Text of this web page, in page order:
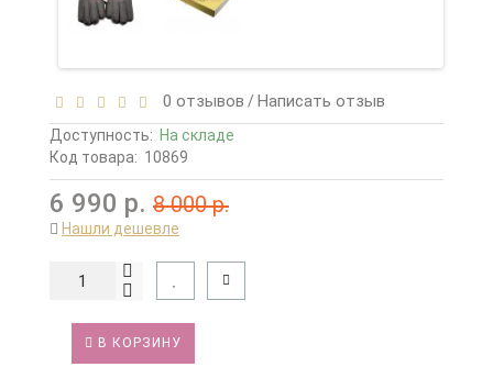
0 отзывов /Написать отзыв
Доступность: На складе
Код товара: 10869
6 990 р. 8 000 р.
Нашли дешевле
В КОРЗИНУ